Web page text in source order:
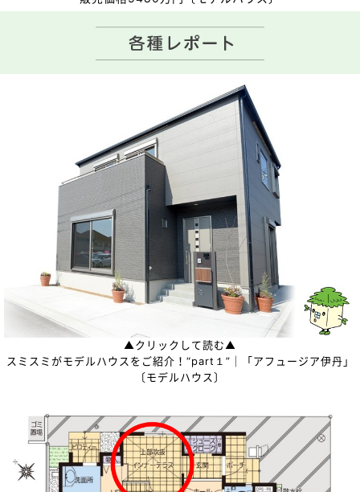
▲クリックして読む▲
スミスミがモデルハウスをご紹介！“part１”｜「アフュージア伊丹」
〔モデルハウス〕